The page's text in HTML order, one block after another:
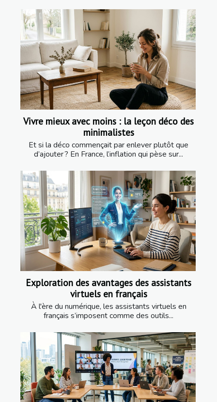
Vivre mieux avec moins : la leçon déco des
minimalistes
Et si la déco commençait par enlever plutôt que
d’ajouter ? En France, l’inflation qui pèse sur...
Exploration des avantages des assistants
virtuels en français
À l'ère du numérique, les assistants virtuels en
français s’imposent comme des outils...